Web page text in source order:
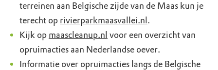
terreinen aan Belgische zijde van de Maas kun je
terecht op rivierparkmaasvallei.nl .
Kijk op maascleanup.nl voor een overzicht van
opruimacties aan Nederlandse oever.
Informatie over opruimacties langs de Belgische